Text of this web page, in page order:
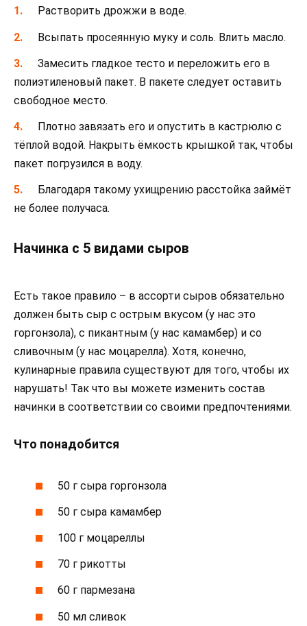
Растворить дрожжи в воде.
Всыпать просеянную муку и соль. Влить масло.
Замесить гладкое тесто и переложить его в
полиэтиленовый пакет. В пакете следует оставить
свободное место.
Плотно завязать его и опустить в кастрюлю с
тёплой водой. Накрыть ёмкость крышкой так, чтобы
пакет погрузился в воду.
Благодаря такому ухищрению расстойка займёт
не более получаса.
Начинка с 5 видами сыров
Есть такое правило – в ассорти сыров обязательно
должен быть сыр с острым вкусом (у нас это
горгонзола), с пикантным (у нас камамбер) и со
сливочным (у нас моцарелла). Хотя, конечно,
кулинарные правила существуют для того, чтобы их
нарушать! Так что вы можете изменить состав
начинки в соответствии со своими предпочтениями.
Что понадобится
50 г сыра горгонзола
50 г сыра камамбер
100 г моцареллы
70 г рикотты
60 г пармезана
50 мл сливок